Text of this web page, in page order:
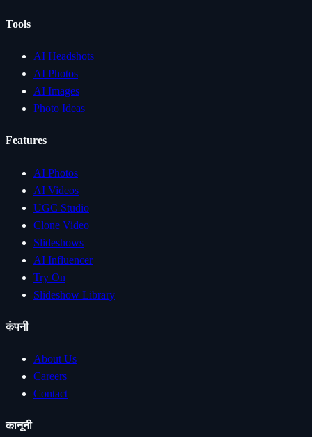
Tools
AI Headshots
AI Photos
AI Images
Photo Ideas
Features
AI Photos
AI Videos
UGC Studio
Clone Video
Slideshows
AI Influencer
Try On
Slideshow Library
कंपनी
About Us
Careers
Contact
कानूनी